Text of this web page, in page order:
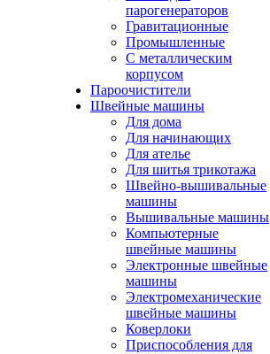
парогенераторов
Гравитационные
Промышленные
С металлическим
корпусом
Пароочистители
Швейные машины
Для дома
Для начинающих
Для ателье
Для шитья трикотажа
Швейно-вышивальные
машины
Вышивальные машины
Компьютерные
швейные машины
Электронные швейные
машины
Электромеханические
швейные машины
Коверлоки
Приспособления для